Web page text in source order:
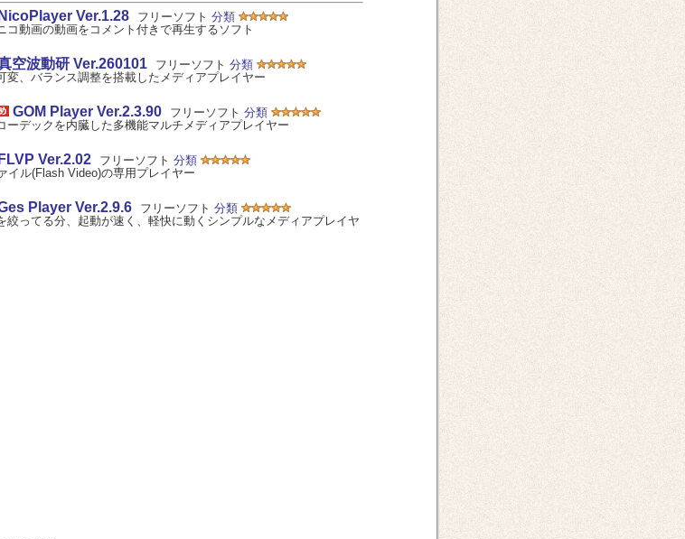
NicoPlayer Ver.1.28 フリーソフト 分類
コ動画の動画をコメント付きで再生するソフト
空波動研 Ver.260101 フリーソフト 分類
変、バランス調整を搭載したメディアプレイヤー
GOM Player Ver.2.3.90 フリーソフト 分類
ーデックを内臓した多機能マルチメディアプレイヤー
FLVP Ver.2.02 フリーソフト 分類
イル(Flash Video)の専用プレイヤー
Player Ver.2.9.6 フリーソフト 分類
絞ってる分、起動が速く、軽快に動くシンプルなメディアプレイヤ